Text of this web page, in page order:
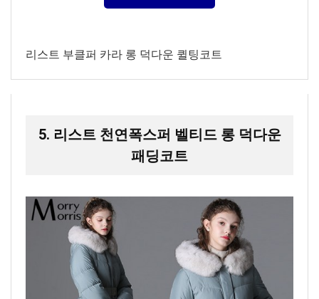
리스트 부클퍼 카라 롱 덕다운 퀼팅코트
5. 리스트 천연폭스퍼 벨티드 롱 덕다운
패딩코트